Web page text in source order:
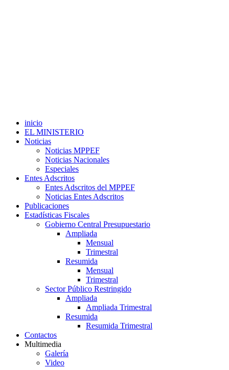
inicio
EL MINISTERIO
Noticias
Noticias MPPEF
Noticias Nacionales
Especiales
Entes Adscritos
Entes Adscritos del MPPEF
Noticias Entes Adscritos
Publicaciones
Estadísticas Fiscales
Gobierno Central Presupuestario
Ampliada
Mensual
Trimestral
Resumida
Mensual
Trimestral
Sector Público Restringido
Ampliada
Ampliada Trimestral
Resumida
Resumida Trimestral
Contactos
Multimedia
Galería
Video